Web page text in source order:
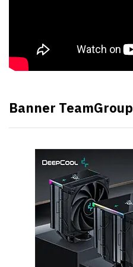
Banner TeamGroup